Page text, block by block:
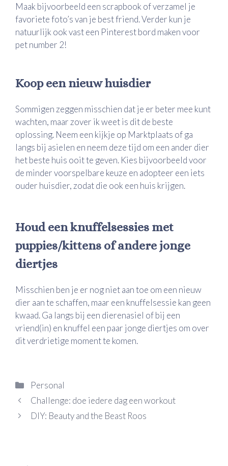
Maak bijvoorbeeld een scrapbook of verzamel je
favoriete foto’s van je best friend. Verder kun je
natuurlijk ook vast een Pinterest bord maken voor
pet number 2!
Koop een nieuw huisdier
Sommigen zeggen misschien dat je er beter mee kunt
wachten, maar zover ik weet is dit de beste
oplossing. Neem een kijkje op Marktplaats of ga
langs bij asielen en neem deze tijd om een ander dier
het beste huis ooit te geven. Kies bijvoorbeeld voor
de minder voorspelbare keuze en adopteer een iets
ouder huisdier, zodat die ook een huis krijgen.
Houd een knuffelsessies met
puppies/kittens of andere jonge
diertjes
Misschien ben je er nog niet aan toe om een nieuw
dier aan te schaffen, maar een knuffelsessie kan geen
kwaad. Ga langs bij een dierenasiel of bij een
vriend(in) en knuffel een paar jonge diertjes om over
dit verdrietige moment te komen.
Categorieën
Personal
Challenge: doe iedere dag een workout
DIY: Beauty and the Beast Roos